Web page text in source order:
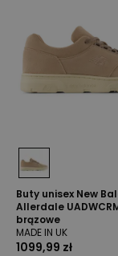
Buty unisex New
Allerdale
brązowe
MADE IN UK
1099,99 zł